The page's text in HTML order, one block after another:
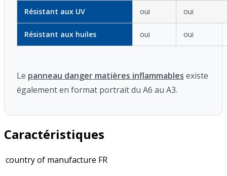
Résistant aux UV oui oui
Résistant aux huiles oui oui
Le panneau danger matières inflammables existe
également en format portrait du A6 au A3.
Caractéristiques
country of manufacture FR